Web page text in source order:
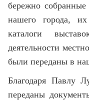
бережно
нашего города,
каталоги
деятельности
были переданы в
Благодаря Павлу
переданы